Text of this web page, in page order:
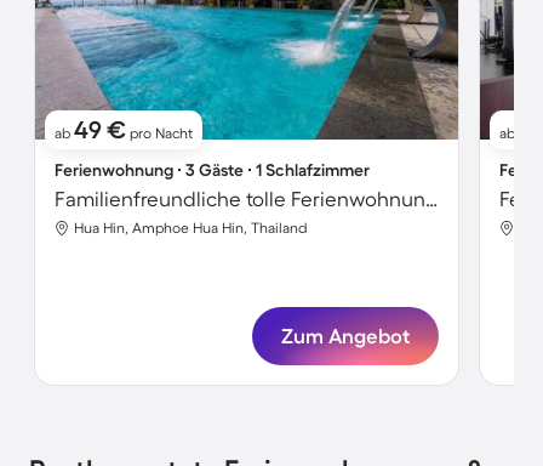
ab 49 € pro Nacht
Ferienwohnung ∙ 3 Gäste ∙ 1 Schlafzimmer
Familienfreundliche tolle Ferienwohnung mit Garten und Pool | Meerblick | Neben dem Strand
Hua Hin, Amphoe Hua Hin, Thailand
Zum Angebot
ab